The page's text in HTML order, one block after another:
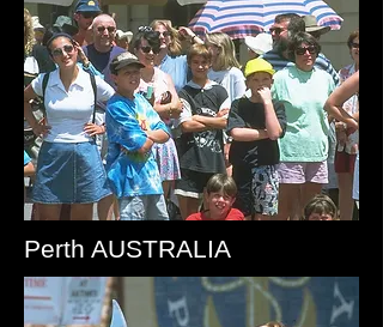
Perth AUSTRALIA